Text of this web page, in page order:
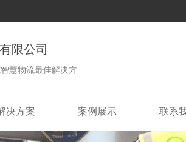
限公司
慧物流最佳解决方
决方案 案例展示 联系